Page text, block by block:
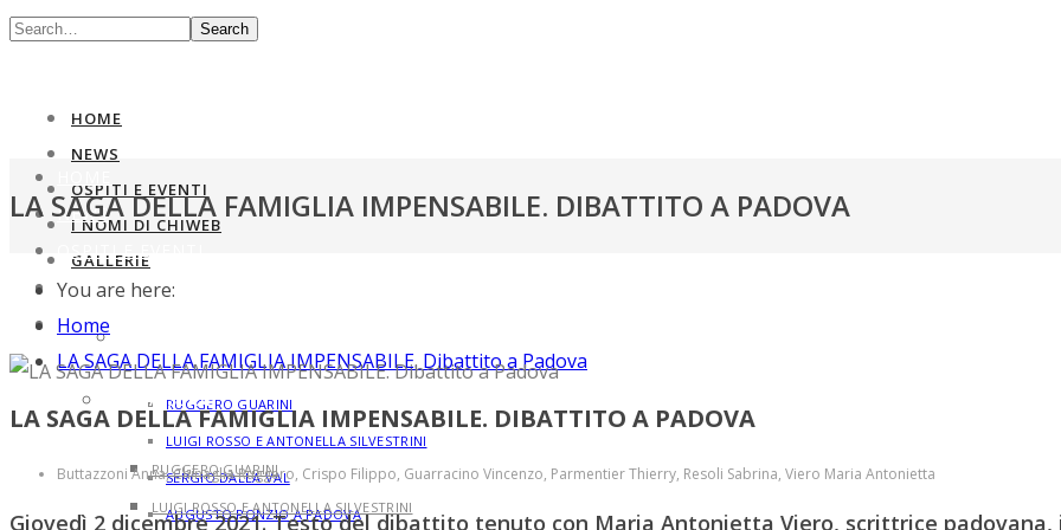
Search
HOME
NEWS
OSPITI E EVENTI
I NOMI DI CHIWEB
GALLERIE
RUGGERO GUARINI
LUIGI ROSSO E ANTONELLA SILVESTRINI
SERGIO DALLA VAL
AUGUSTO PONZIO A PADOVA
NEWS
OSPITI E EVENTI
I NOMI DI CHIWEB
GALLERIE
PRIMA SERIE
RUGGERO GUARINI
LUIGI ROSSO E ANTONELLA SILVESTRINI
LA SAGA DELLA FAMIGLIA IMPENSABILE. DIBATTITO A PADOVA
You are here:
Home
LA SAGA DELLA FAMIGLIA IMPENSABILE. Dibattito a Padova
LA SAGA DELLA FAMIGLIA IMPENSABILE. DIBATTITO A PADOVA
Buttazzoni Anna, Chinaglia Ruggero, Crispo Filippo, Guarracino Vincenzo, Parmentier Thierry, Resoli Sabrina, Viero Maria Antonietta
Giovedì 2 dicembre 2021. Testo del dibattito tenuto con Maria Antonietta Viero, scrittrice